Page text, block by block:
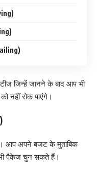
जिन्हें जानने के बाद आप भी
नहीं रोक पाएंगे।
आप अपने बजट के मुताबिक
भी पैकेज चुन सकते हैं।